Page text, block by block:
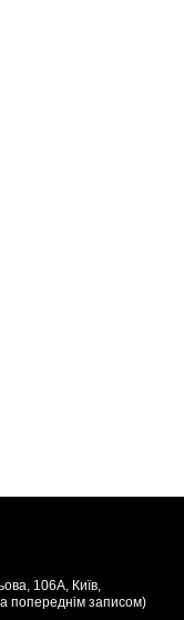
106А, Київ,
попереднім записом)